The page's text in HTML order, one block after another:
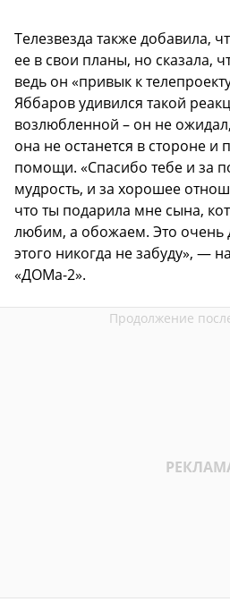
Телезвезда также добавила,
ее в свои планы, но сказала,
ведь он «привык к
Яббаров удивился такой
возлюбленной – он не
она не останется в стороне и
помощи. «Спасибо тебе и за
мудрость, и за хорошее
что ты подарила мне сына,
любим, а обожаем. Это очень
этого никогда не забуду», —
«ДОМа-2».